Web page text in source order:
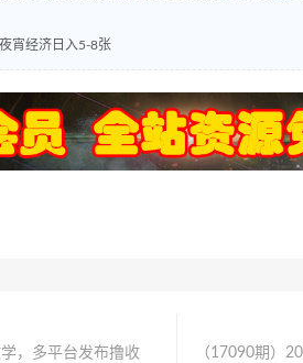
宵经济日入5-8张
，多平台发布撸收
（17090期）